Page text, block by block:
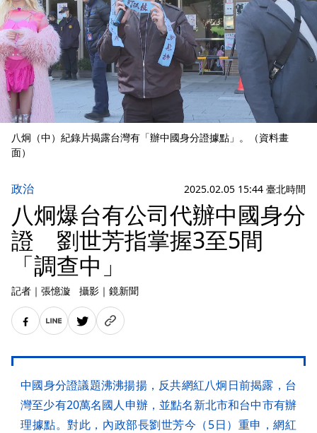
八炯（中）紀錄片揭露台灣有「辦中國身分證據點」。（資料畫
面）
政治 2025.02.05 15:44 臺北時間
八炯爆台有公司代辦中國身分
證 劉世芳指掌握3至5間
「調查中」
記者 ｜ 張憶漩 攝影 ｜ 鏡新聞
中國身分證議題沸沸揚揚，反共網紅八炯日前揭露，台
灣至少有20萬名國人申辦，並點名新北市和台中市有辦
理據點。對此，內政部長劉世芳今（5日）重申，網紅